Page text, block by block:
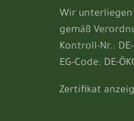
Wir
gemäß
Kontroll-Nr.:
EG-Code: DE-
Zertifikat